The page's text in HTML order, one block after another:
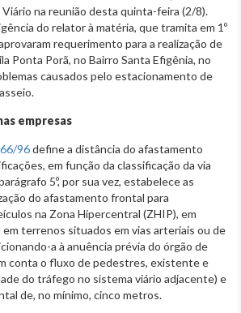
na reunião desta quinta-feira (2/8).
do relator à matéria, que tramita em 1º
requerimento para a realização de
Ponta Porã, no Bairro Santa Efigênia, no
causados pelo estacionamento de
empresas
96define a distância do afastamento
em função da classificação da via
5º, por sua vez, estabelece as
do afastamento frontal para
na Zona Hipercentral (ZHIP), em
terrenos situados em vias arteriais ou de
a à anuência prévia do órgão de
conta o fluxo de pedestres, existente e
do tráfego no sistema viário adjacente) e
de, no mínimo, cinco metros.